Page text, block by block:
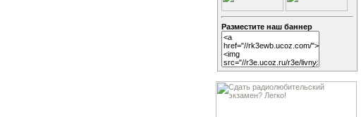
Разместите наш баннер